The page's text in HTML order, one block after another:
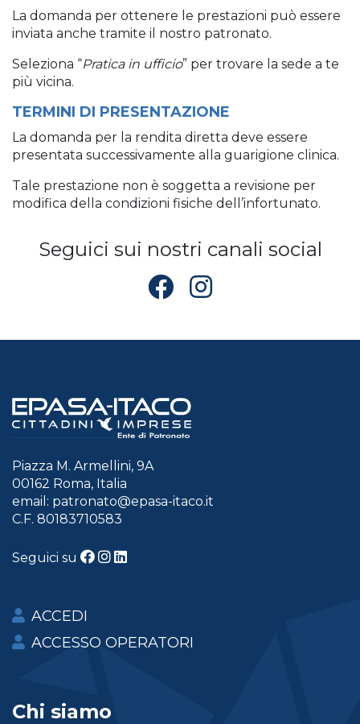
La domanda per ottenere le prestazioni può essere
inviata anche tramite il nostro patronato.
Seleziona “Pratica in ufficio” per trovare la sede a te
più vicina.
TERMINI DI PRESENTAZIONE
La domanda per la rendita diretta deve essere
presentata successivamente alla guarigione clinica.
Tale prestazione non è soggetta a revisione per
modifica della condizioni fisiche dell’infortunato.
Seguici sui nostri canali social
Piazza M. Armellini, 9A
00162 Roma, Italia
email: patronato@epasa-itaco.it
C.F. 80183710583
Seguici su
Chi siamo
ACCEDI
ACCESSO OPERATORI